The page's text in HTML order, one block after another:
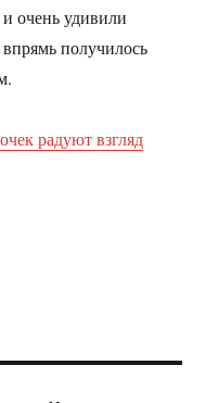
очень удивили
получилось
радуют взгляд